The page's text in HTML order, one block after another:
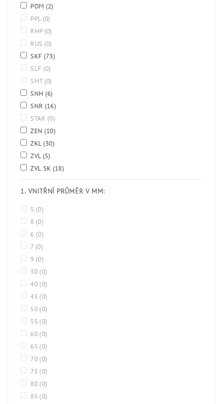
POM (2)
PPL (0)
RHP (0)
RUS (0)
SKF (73)
SLF (0)
SMT (0)
SNH (6)
SNR (16)
STAR (0)
ZEN (10)
ZKL(30)
ZVL(5)
ZVL SK (18)
1. VNITŘNÍ PRŮMĚR V MM:
5 (0)
8 (0)
6 (0)
7 (0)
9 (0)
30 (0)
40 (0)
45 (0)
50 (0)
55 (0)
60 (0)
65 (0)
70 (0)
75 (0)
80 (0)
85 (0)